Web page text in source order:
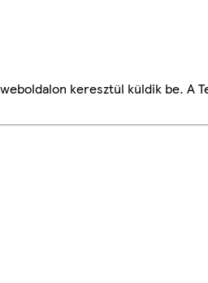
keresztül küldik be. A